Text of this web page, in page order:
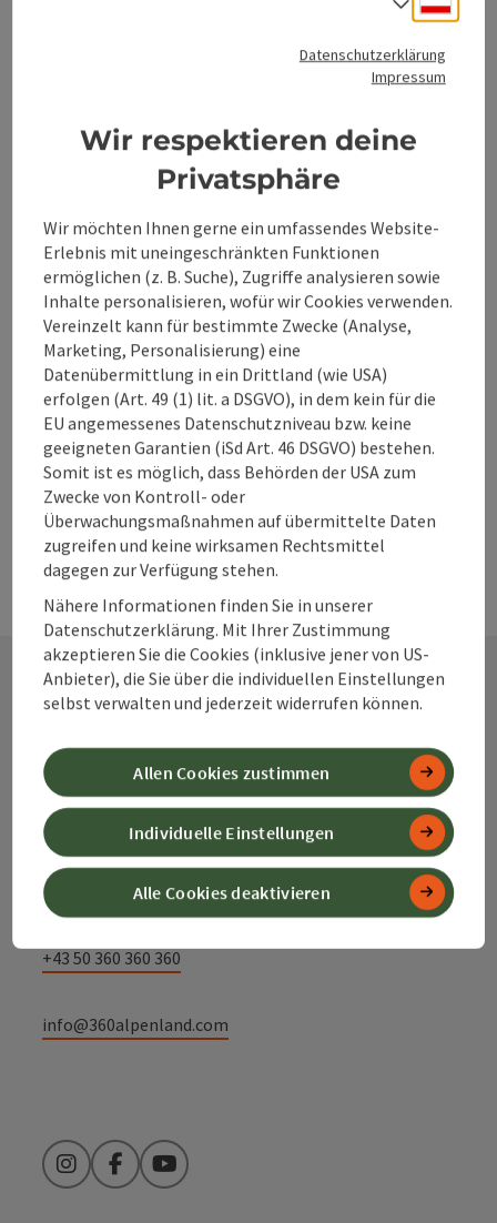
Beitrag merken: Bert's Fitness
Bad Hall wird fit - und DU ziehst mit!
Bad Hall
Telefon
+43 664 1924100
Öffnungszeiten
MOMontag geöffnet
DI Dienstag geöffnet
MIMittwoch geöffnet
DODonnerstag geöffnet
FRFreitag geöffnet
FEFeiertag geöffnet
Seite zurück 1 … 10
Kontakt
Alpenland Tourismus GmbH
Bahnhofstraße 2
4580 Windischgarsten
+43 50 360 360 360
info@360alpenland.com
InstagramFacebookYouTube
Datenschutzerklärung
Impressum
Wir respektieren deine
Privatsphäre
Wir möchten Ihnen gerne ein umfassendes Website-
Erlebnis mit uneingeschränkten Funktionen
ermöglichen (z. B. Suche), Zugriffe analysieren sowie
Inhalte personalisieren, wofür wir Cookies verwenden.
Vereinzelt kann für bestimmte Zwecke (Analyse,
Marketing, Personalisierung) eine
Datenübermittlung in ein Drittland (wie USA)
erfolgen (Art. 49 (1) lit. a DSGVO), in dem kein für die
EU angemessenes Datenschutzniveau bzw. keine
geeigneten Garantien (iSd Art. 46 DSGVO) bestehen.
Somit ist es möglich, dass Behörden der USA zum
Zwecke von Kontroll- oder
Überwachungsmaßnahmen auf übermittelte Daten
zugreifen und keine wirksamen Rechtsmittel
dagegen zur Verfügung stehen.
Nähere Informationen finden Sie in unserer
Datenschutzerklärung. Mit Ihrer Zustimmung
akzeptieren Sie die Cookies (inklusive jener von US-
Anbieter), die Sie über die individuellen Einstellungen
selbst verwalten und jederzeit widerrufen können.
Alle Cookies deaktivieren
Individuelle Einstellungen
Allen Cookies zustimmen